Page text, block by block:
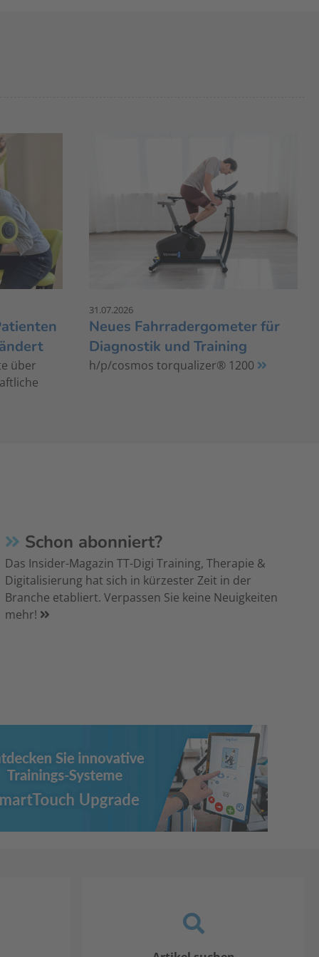
über
31.07.2026
Neues Fahrradergometer für
Diagnostik und Training
h/p/cosmos torqualizer® 1200
Schon abonniert?
Das Insider-Magazin TT-Digi Training, Therapie &
Digitalisierung hat sich in kürzester Zeit in der
Branche etabliert. Verpassen Sie keine Neuigkeiten
mehr!